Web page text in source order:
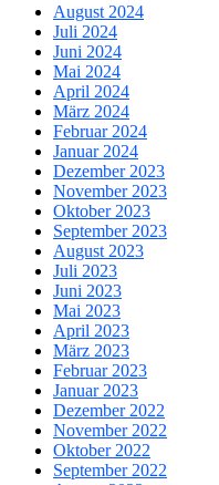
August 2024
Juli 2024
Juni 2024
Mai 2024
April 2024
März 2024
Februar 2024
Januar 2024
Dezember 2023
November 2023
Oktober 2023
September 2023
August 2023
Juli 2023
Juni 2023
Mai 2023
April 2023
März 2023
Februar 2023
Januar 2023
Dezember 2022
November 2022
Oktober 2022
September 2022